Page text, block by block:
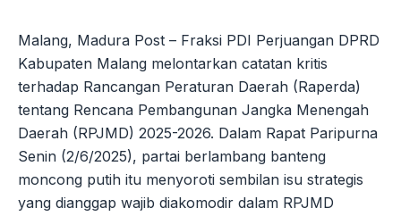
Malang, Madura Post – Fraksi PDI Perjuangan DPRD
Kabupaten Malang melontarkan catatan kritis
terhadap Rancangan Peraturan Daerah (Raperda)
tentang Rencana Pembangunan Jangka Menengah
Daerah (RPJMD) 2025-2026. Dalam Rapat Paripurna
Senin (2/6/2025), partai berlambang banteng
moncong putih itu menyoroti sembilan isu strategis
yang dianggap wajib diakomodir dalam RPJMD